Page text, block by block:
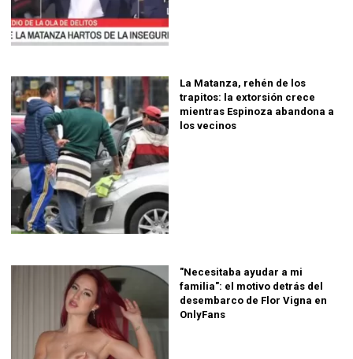
La Matanza, rehén de los
trapitos: la extorsión crece
mientras Espinoza abandona a
los vecinos
"Necesitaba ayudar a mi
familia": el motivo detrás del
desembarco de Flor Vigna en
OnlyFans